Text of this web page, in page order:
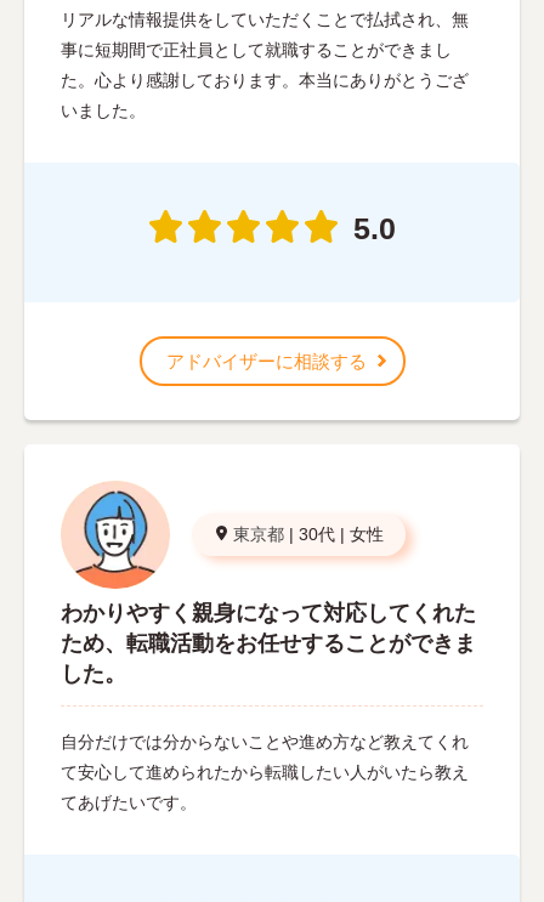
リアルな情報提供をしていただくことで払拭され、無
事に短期間で正社員として就職することができまし
た。心より感謝しております。本当にありがとうござ
いました。
5.0
アドバイザーに相談する
東京都 | 30代 | 女性
わかりやすく親身になって対応してくれた
ため、転職活動をお任せすることができま
した。
自分だけでは分からないことや進め方など教えてくれ
て安心して進められたから転職したい人がいたら教え
てあげたいです。